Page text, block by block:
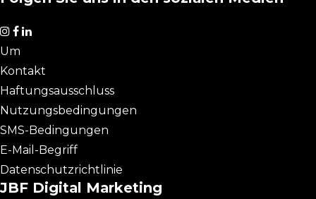
Um
Kontakt
Haftungsausschluss
Nutzungsbedingungen
SMS-Bedingungen
E-Mail-Begriff
Datenschutzrichtlinie
JBF Digital Marketing